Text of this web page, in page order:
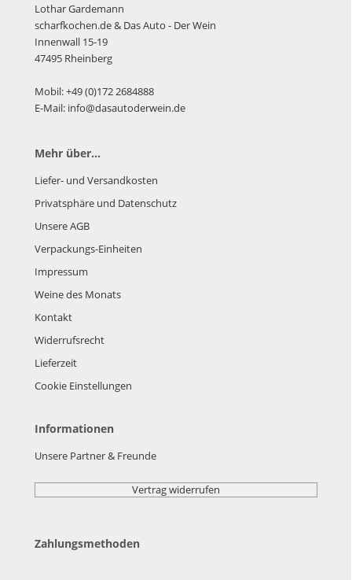
Lothar Gardemann
scharfkochen.de& Das Auto - Der Wein
Innenwall 15-19
47495 Rheinberg
Mobil: +49 (0)172 2684888
E-Mail: info@dasautoderwein.de
Mehr über...
Liefer- und Versandkosten
Privatsphäre und Datenschutz
Unsere AGB
Verpackungs-Einheiten
Impressum
Weine des Monats
Kontakt
Widerrufsrecht
Lieferzeit
Cookie Einstellungen
Informationen
Unsere Partner & Freunde
Vertrag widerrufen
Zahlungsmethoden